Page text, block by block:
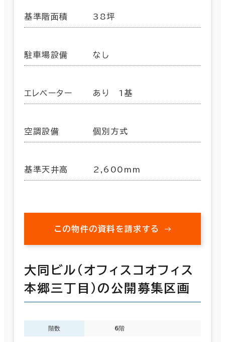
基準階面積 38坪
駐車場設備 なし
エレベーター あり 1基
空調設備 個別方式
基準天井高 2,600mm
この物件の資料を請求する
大同ビル（オフィスコオフィス
本郷三丁目）の公開募集区画
階数 6階